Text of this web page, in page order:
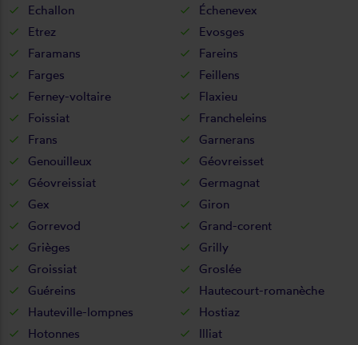
Echallon
Échenevex
Etrez
Evosges
Faramans
Fareins
Farges
Feillens
Ferney-voltaire
Flaxieu
Foissiat
Francheleins
Frans
Garnerans
Genouilleux
Géovreisset
Géovreissiat
Germagnat
Gex
Giron
Gorrevod
Grand-corent
Grièges
Grilly
Groissiat
Groslée
Guéreins
Hautecourt-romanèche
Hauteville-lompnes
Hostiaz
Hotonnes
Illiat